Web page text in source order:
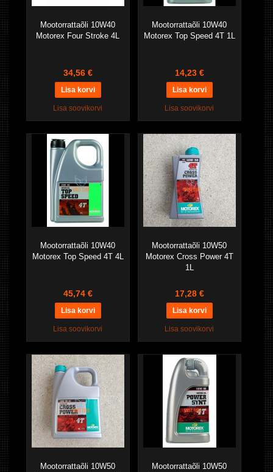
Mootorrattaõli 10W40
Motorex Four Stroke 4L
34,56 €
Lisa soovikorvi
Mootorrattaõli 10W40
Motorex Top Speed 4T 1L
14,23 €
Lisa soovikorvi
Mootorrattaõli 10W40
Motorex Top Speed 4T 4L
45,74 €
Lisa soovikorvi
Mootorrattaõli 10W50
Motorex Cross Power 4T
1L
17,28 €
Lisa soovikorvi
Mootorrattaõli 10W50
Mootorrattaõli 10W50